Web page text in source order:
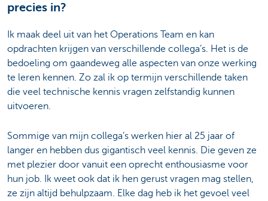
precies in?
Ik maak deel uit van het Operations Team en kan
opdrachten krijgen van verschillende collega’s. Het is de
bedoeling om gaandeweg alle aspecten van onze werking
te leren kennen. Zo zal ik op termijn verschillende taken
die veel technische kennis vragen zelfstandig kunnen
uitvoeren.
Sommige van mijn collega’s werken hier al 25 jaar of
langer en hebben dus gigantisch veel kennis. Die geven ze
met plezier door vanuit een oprecht enthousiasme voor
hun job. Ik weet ook dat ik hen gerust vragen mag stellen,
ze zijn altijd behulpzaam. Elke dag heb ik het gevoel veel